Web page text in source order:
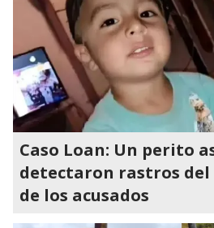
Caso Loan: Un perito
detectaron rastros
de los acusados